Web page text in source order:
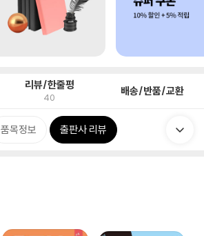
리뷰/한줄평
40 배송/반품/교환
품목정보 출판사 리뷰